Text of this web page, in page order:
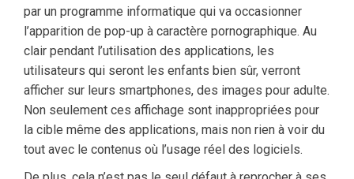
par un programme informatique qui va occasionner
l’apparition de pop-up à caractère pornographique. Au
clair pendant l’utilisation des applications, les
utilisateurs qui seront les enfants bien sûr, verront
afficher sur leurs smartphones, des images pour adulte.
Non seulement ces affichage sont inappropriées pour
la cible même des applications, mais non rien à voir du
tout avec le contenus où l’usage réel des logiciels.